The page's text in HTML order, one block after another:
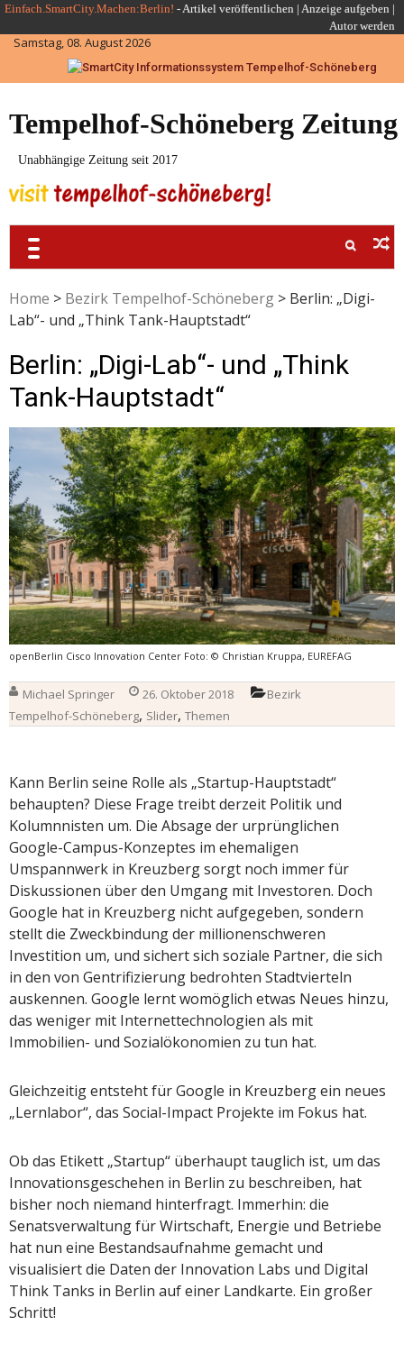
Skip
to
content
Einfach.SmartCity.Machen:Berlin! -Artikel veröffentlichen | Anzeige aufgeben |
Autor werden
Samstag, 08. August 2026
Tempelhof-Schöneberg Zeitung
Unabhängige Zeitung seit 2017
Home > Bezirk Tempelhof-Schöneberg > Berlin: „Digi-
Lab“- und „Think Tank-Hauptstadt“
Berlin: „Digi-Lab“- und „Think
Tank-Hauptstadt“
openBerlin Cisco Innovation Center Foto: © Christian Kruppa, EUREFAG
Michael Springer 26. Oktober 2018
Bezirk
Tempelhof-Schöneberg, Slider, Themen
Kann Berlin seine Rolle als „Startup-Hauptstadt“
behaupten? Diese Frage treibt derzeit Politik und
Kolumnnisten um. Die Absage der urprünglichen
Google-Campus-Konzeptes im ehemaligen
Umspannwerk in Kreuzberg sorgt noch immer für
Diskussionen über den Umgang mit Investoren. Doch
Google hat in Kreuzberg nicht aufgegeben, sondern
stellt die Zweckbindung der millionenschweren
Investition um, und sichert sich soziale Partner, die sich
in den von Gentrifizierung bedrohten Stadtvierteln
auskennen. Google lernt womöglich etwas Neues hinzu,
das weniger mit Internettechnologien als mit
Immobilien- und Sozialökonomien zu tun hat.
Gleichzeitig entsteht für Google in Kreuzberg ein neues
„Lernlabor“, das Social-Impact Projekte im Fokus hat.
Ob das Etikett „Startup“ überhaupt tauglich ist, um das
Innovationsgeschehen in Berlin zu beschreiben, hat
bisher noch niemand hinterfragt. Immerhin: die
Senatsverwaltung für Wirtschaft, Energie und Betriebe
hat nun eine Bestandsaufnahme gemacht und
visualisiert die Daten der Innovation Labs und Digital
Think Tanks in Berlin auf einer Landkarte. Ein großer
Schritt!